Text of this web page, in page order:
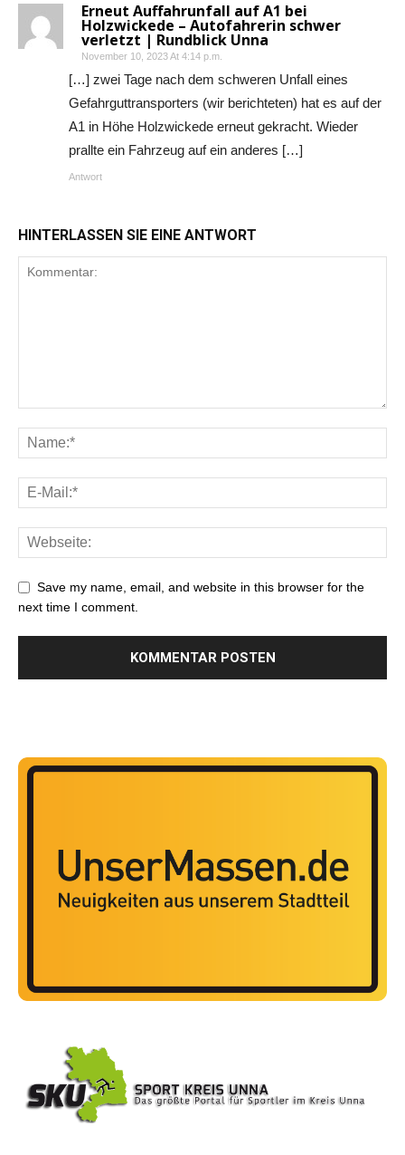
Erneut Auffahrunfall auf A1 bei
Holzwickede – Autofahrerin schwer
verletzt | Rundblick Unna
November 10, 2023 At 4:14 p.m.
[…] zwei Tage nach dem schweren Unfall eines
Gefahrguttransporters (wir berichteten) hat es auf der
A1 in Höhe Holzwickede erneut gekracht. Wieder
prallte ein Fahrzeug auf ein anderes […]
Antwort
HINTERLASSEN SIE EINE ANTWORT
Save my name, email, and website in this browser for the
next time I comment.